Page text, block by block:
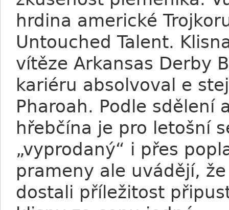
hrdina americké
Untouched Talent.
vítěze Arkansas Derby
kariéru absolvoval e
Pharoah. Podle sdělení
hřebčína je pro letošní
„vyprodaný“ i přes
prameny ale uvádějí,
dostali příležitost